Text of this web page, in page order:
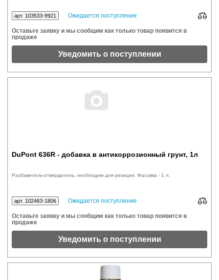
арт. 103533-9921 Ожидается поступление
Оставьте заявку и мы сообщим как только товар появится в
продаже
Уведомить о поступлении
DuPont 636R - добавка в антикоррозионный грунт, 1л
Разбавитель-отвердитель, необходим для реакции. Фасовка - 1 л.
арт. 102463-1806 Ожидается поступление
Оставьте заявку и мы сообщим как только товар появится в
продаже
Уведомить о поступлении